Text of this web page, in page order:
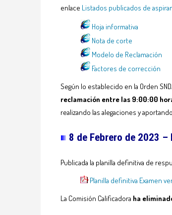
enlace Listados publicados de
Hoja informativa
Nota de corte
Modelo de Reclamación
Factores de corrección
Según lo establecido en la Orden
reclamación entre las 9:00:00
realizando las alegaciones y
8 de Febrero de 2023 –
Publicada la planilla definitiva de
Planilla definitiva Examen
La Comisión Calificadora ha